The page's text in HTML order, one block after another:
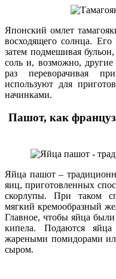
Японский омлет
восходящего солнца.
затем подмешивая
соль и, возможно,
раз переворачивая
используют для
начинками.
Пашот, как
Яйца пашот –
яиц, приготовленных
скорлупы. При таком
мягкий кремообразный
Главное, чтобы яйца
кипела. Подаются
жареными помидорами
сыром.